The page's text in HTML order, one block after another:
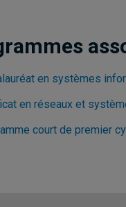
en systèmes
en réseaux et
court de premier